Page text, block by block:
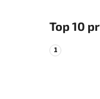
Top 10